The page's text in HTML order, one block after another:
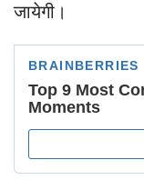
जायेगी।